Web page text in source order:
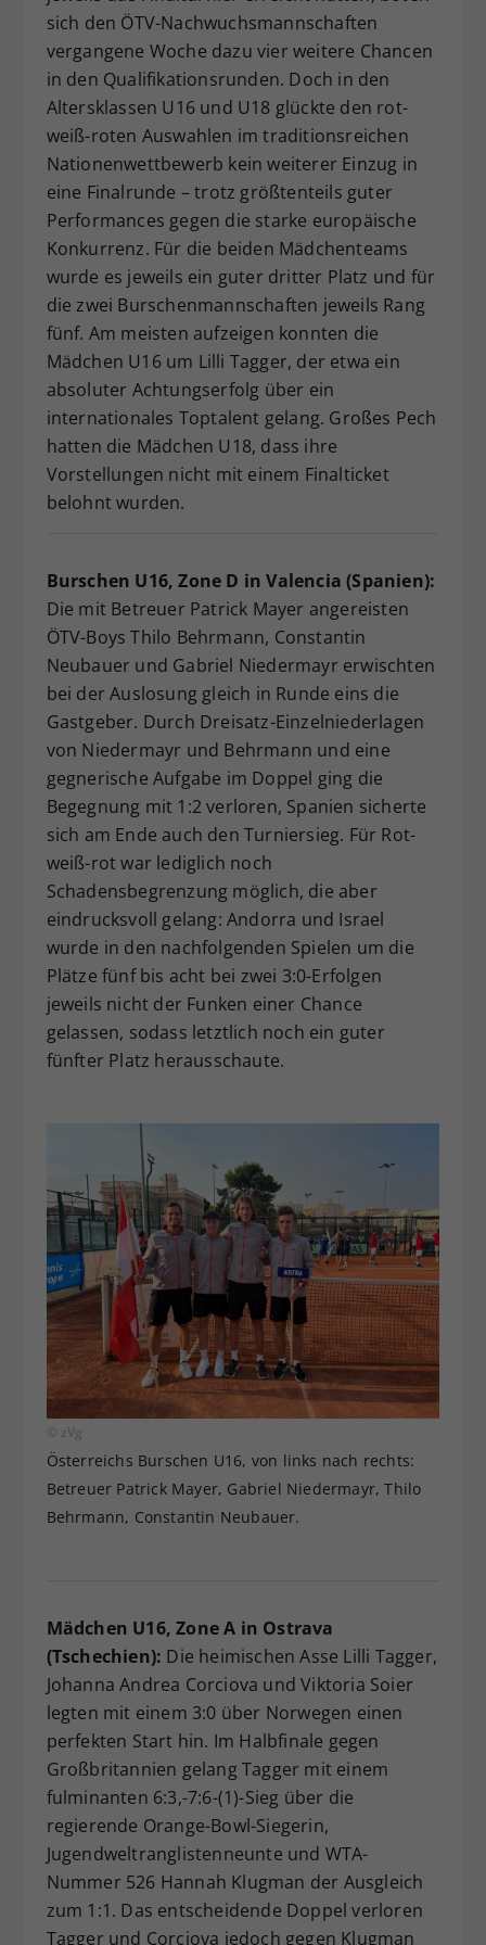
sich den ÖTV-Nachwuchsmannschaften
vergangene Woche dazu vier weitere Chancen
in den Qualifikationsrunden. Doch in den
Altersklassen U16 und U18 glückte den rot-
weiß-roten Auswahlen im traditionsreichen
Nationenwettbewerb kein weiterer Einzug in
eine Finalrunde – trotz größtenteils guter
Performances gegen die starke europäische
Konkurrenz. Für die beiden Mädchenteams
wurde es jeweils ein guter dritter Platz und für
die zwei Burschenmannschaften jeweils Rang
fünf. Am meisten aufzeigen konnten die
Mädchen U16 um Lilli Tagger, der etwa ein
absoluter Achtungserfolg über ein
internationales Toptalent gelang. Großes Pech
hatten die Mädchen U18, dass ihre
Vorstellungen nicht mit einem Finalticket
belohnt wurden.
Burschen U16, Zone D in Valencia (Spanien):
Die mit Betreuer Patrick Mayer angereisten
ÖTV-Boys Thilo Behrmann, Constantin
Neubauer und Gabriel Niedermayr erwischten
bei der Auslosung gleich in Runde eins die
Gastgeber. Durch Dreisatz-Einzelniederlagen
von Niedermayr und Behrmann und eine
gegnerische Aufgabe im Doppel ging die
Begegnung mit 1:2 verloren, Spanien sicherte
sich am Ende auch den Turniersieg. Für Rot-
weiß-rot war lediglich noch
Schadensbegrenzung möglich, die aber
eindrucksvoll gelang: Andorra und Israel
wurde in den nachfolgenden Spielen um die
Plätze fünf bis acht bei zwei 3:0-Erfolgen
jeweils nicht der Funken einer Chance
gelassen, sodass letztlich noch ein guter
fünfter Platz herausschaute.
© zVg
Österreichs Burschen U16, von links nach rechts:
Betreuer Patrick Mayer, Gabriel Niedermayr, Thilo
Behrmann, Constantin Neubauer.
Mädchen U16, Zone A in Ostrava
(Tschechien): Die heimischen Asse Lilli Tagger,
Johanna Andrea Corciova und Viktoria Soier
legten mit einem 3:0 über Norwegen einen
perfekten Start hin. Im Halbfinale gegen
Großbritannien gelang Tagger mit einem
fulminanten 6:3,-7:6-(1)-Sieg über die
regierende Orange-Bowl-Siegerin,
Jugendweltranglistenneunte und WTA-
Nummer 526 Hannah Klugman der Ausgleich
zum 1:1. Das entscheidende Doppel verloren
Tagger und Corciova jedoch gegen Klugman
Zweck
Dieser Wert speichert Ihre Consent-
Einstellungen. Unter anderem eine
zufällig generierte ID, für die
historische Speicherung Ihrer
vorgenommen Einstellungen, falls der
Webseiten-Betreiber dies eingestellt
hat.